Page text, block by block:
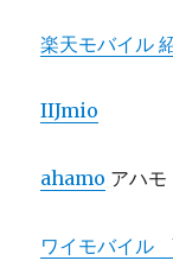
楽天モバイル
IIJmio
ahamo アハ
ワイモバイ